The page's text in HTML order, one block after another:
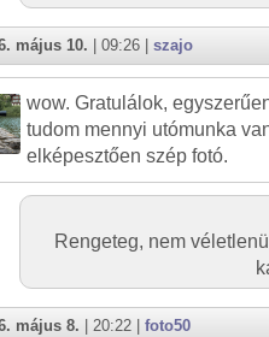
május 10. | 09:26 | szajo
wow. Gratulálok,
tudom mennyi utómunka
elképesztően szép fotó.
Rengeteg, nem
május 8. | 20:22 | foto50